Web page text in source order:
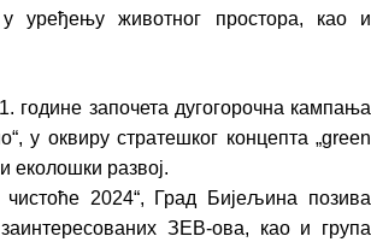
у уређењу животног простора, као и
године започета дугогорочна кампања
у оквиру стратешког концепта „green
еколошки развој.
2024“, Град Бијељина позива
ЗЕВ-ова, као и група